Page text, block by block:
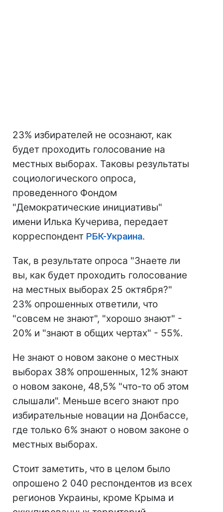
23% избирателей не осознают, как
будет проходить голосование на
местных выборах. Таковы результаты
социологического опроса,
проведенного Фондом
"Демократические инициативы"
имени Илька Кучерива, передает
корреспондент РБК-Украина.
Так, в результате опроса "Знаете ли
вы, как будет проходить голосование
на местных выборах 25 октября?"
23% опрошенных ответили, что
"совсем не знают", "хорошо знают" -
20% и "знают в общих чертах" - 55%.
Не знают о новом законе о местных
выборах 38% опрошенных, 12% знают
о новом законе, 48,5% "что-то об этом
слышали". Меньше всего знают про
избирательные новации на Донбассе,
где только 6% знают о новом законе о
местных выборах.
Стоит заметить, что в целом было
опрошено 2 040 респондентов из всех
регионов Украины, кроме Крыма и